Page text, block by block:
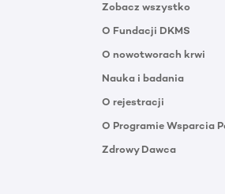
Zobacz wszystko
O Fundacji DKMS
O nowotworach krwi
Nauka i badania
O rejestracji
O Programie Wsparcia
Zdrowy Dawca